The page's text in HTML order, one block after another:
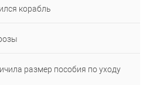
корабль
размер пособия по уходу